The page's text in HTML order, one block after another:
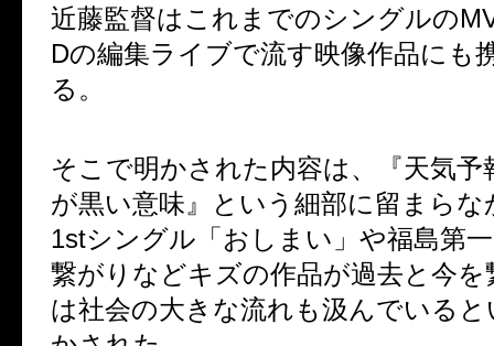
近藤監督はこれまでのシングルの
Dの編集ライブで流す映像作品にも
る。
そこで明かされた内容は、『天気予
が黒い意味』という細部に留まらな
1stシングル「おしまい」や福島第
繋がりなどキズの作品が過去と今
は社会の大きな流れも汲んでいる